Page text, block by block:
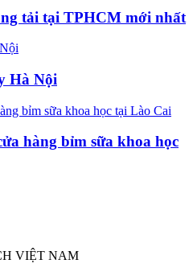
tải tại TPHCM mới nhất
Hà Nội
hàng bỉm sữa khoa học
VIỆT NAM